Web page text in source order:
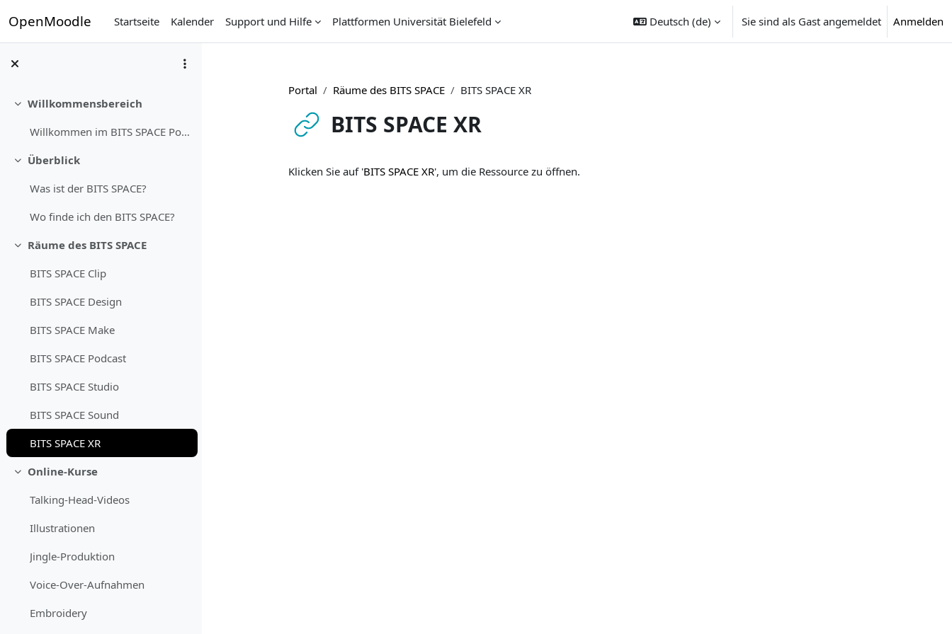
OpenMoodle Startseite Kalender Support und Hilfe Plattformen Universität Bielefeld Deutsch ‎(de)‎ Sie sind als Gast angemeldet Anmelden
Einklappen
Willkommensbereich
Willkommen im BITS SPACE Portal Dieses Portal ist ...
Einklappen
Überblick
Was ist der BITS SPACE?
Wo finde ich den BITS SPACE?
Einklappen
Räume des BITS SPACE
BITS SPACE Clip
BITS SPACE Design
BITS SPACE Make
BITS SPACE Podcast
BITS SPACE Studio
BITS SPACE Sound
BITS SPACE XR
Einklappen
Online-Kurse
Talking-Head-Videos
Illustrationen
Jingle-Produktion
Voice-Over-Aufnahmen
Embroidery
Portal Räume des BITS SPACE BITS SPACE XR
BITS SPACE XR
Klicken Sie auf 'BITS SPACE XR', um die Ressource zu öffnen.